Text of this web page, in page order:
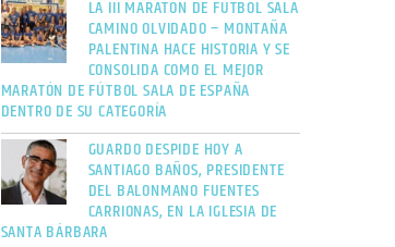
LA III MARATÓN DE FÚTBOL SALA
CAMINO OLVIDADO – MONTAÑA
PALENTINA HACE HISTORIA Y SE
CONSOLIDA COMO EL MEJOR
MARATÓN DE FÚTBOL SALA DE ESPAÑA
DENTRO DE SU CATEGORÍA
GUARDO DESPIDE HOY A
SANTIAGO BAÑOS, PRESIDENTE
DEL BALONMANO FUENTES
CARRIONAS, EN LA IGLESIA DE
SANTA BÁRBARA